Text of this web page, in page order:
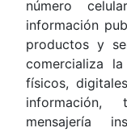
número
información
productos y
comercializa
físicos,
mensajería